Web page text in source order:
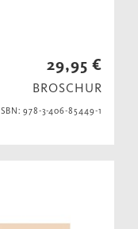
29,95 €
BROSCHUR
ISBN: 978-3-406-85449-1